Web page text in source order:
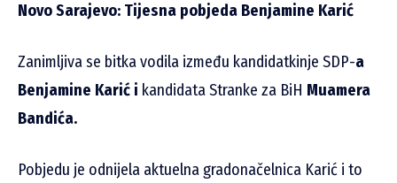
Novo Sarajevo: Tijesna pobjeda Benjamine Karić
Zanimljiva se bitka vodila između kandidatkinje SDP-a
Benjamine Karić i kandidata Stranke za BiH Muamera
Bandića.
Pobjedu je odnijela aktuelna gradonačelnica Karić i to